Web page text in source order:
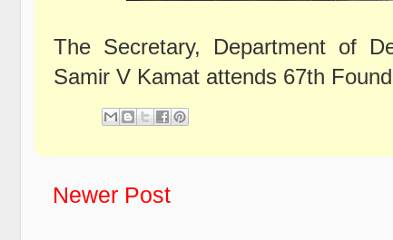
The Secretary, Department of
Samir V Kamat attends 67th
Newer Post